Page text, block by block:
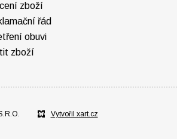
zboží
řád
obuvi
zboží
Vytvořil xart.cz